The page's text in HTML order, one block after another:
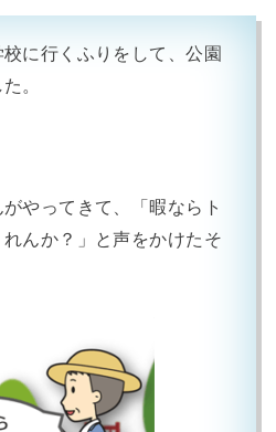
に行くふりをして、公園
。
やってきて、「暇ならト
んか？」と声をかけたそ